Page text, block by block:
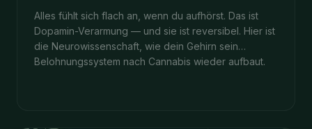
Alles fühlt sich flach an, wenn du aufhörst. Das ist
Dopamin-Verarmung — und sie ist reversibel. Hier ist
die Neurowissenschaft, wie dein Gehirn sein
Belohnungssystem nach Cannabis wieder aufbaut.